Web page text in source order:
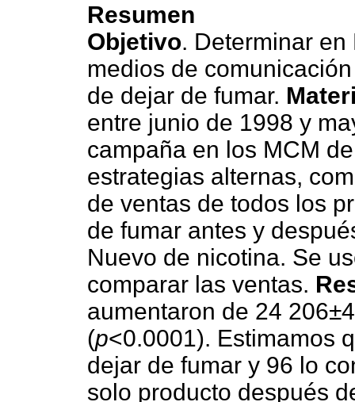
Resumen
Objetivo. Determinar
medios de
de dejar de fumar.
entre junio de 1998 y
campaña en los MCM
estrategias alternas,
de ventas de todos los
de fumar antes y
Nuevo de nicotina. Se
comparar las ventas.
aumentaron de 24
(p<0.0001). Estimamos
dejar de fumar y 96 lo
solo producto después